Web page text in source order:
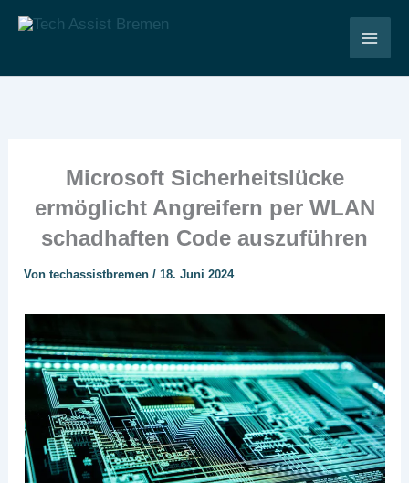
Inhalt
Microsoft Sicherheitslücke
ermöglicht Angreifern per WLAN
schadhaften Code auszuführen
Vontechassistbremen/ 18. Juni 2024